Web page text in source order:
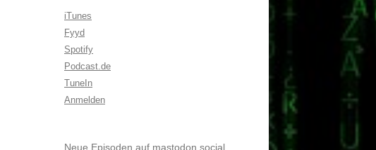
iTunes
Fyyd
Spotify
Podcast.de
TuneIn
Anmelden
Neue Episoden auf mastodon.social